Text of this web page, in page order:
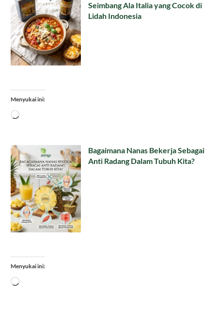
Seimbang Ala Italia yang Cocok di
Lidah Indonesia
Menyukai ini:
Memuat...
Bagaimana Nanas Bekerja Sebagai
Anti Radang Dalam Tubuh Kita?
Menyukai ini:
Memuat...